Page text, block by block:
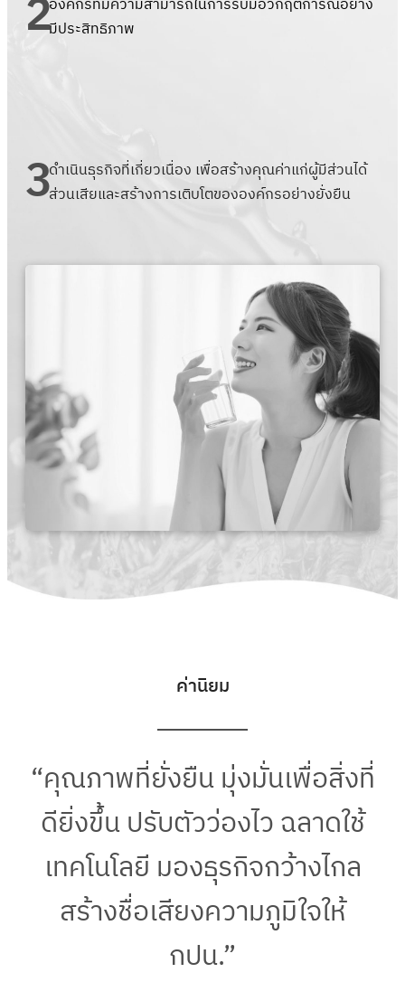
2มีประสิทธิภาพ
3ดำเนินธุรกิจที่เกี่ยวเนื่อง เพื่อสร้างคุณค่าแก่ผู้มีส่วนได้
ส่วนเสียและสร้างการเติบโตขององค์กรอย่างยั่งยืน
ค่านิยม
“คุณภาพที่ยั่งยืน มุ่งมั่นเพื่อสิ่งที่
ดียิ่งขึ้น ปรับตัวว่องไว ฉลาดใช้
เทคโนโลยี มองธุรกิจกว้างไกล
สร้างชื่อเสียงความภูมิใจให้
กปน.”